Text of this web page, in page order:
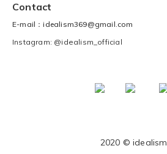
Contact
E-mail：idealism369@gmail.com
Instagram: @idealism_official
2020 © idealism